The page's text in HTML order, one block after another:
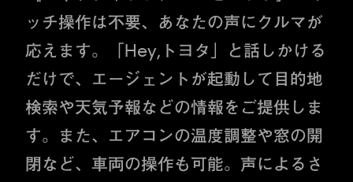
ッチ操作は不要、あなたの声にクルマが
応えます。「Hey,トヨタ」と話しかける
だけで、エージェントが起動して目的地
検索や天気予報などの情報をご提供しま
す。また、エアコンの温度調整や窓の開
閉など、車両の操作も可能。声によるさ